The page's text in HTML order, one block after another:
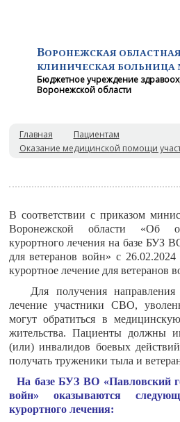
ВОРОНЕЖСКАЯ ОБЛАСТНАЯ
КЛИНИЧЕСКАЯ БОЛЬНИЦА
Бюджетное учреждение
Воронежской области
Главная
Пациентам
Оказание медицинской помощи
В соответствии с приказом
Воронежской области «Об
курортного лечения на базе БУЗ
для ветеранов войн» с 26.02.2024
курортное лечение для ветеранов
Для получения направления
лечение участники СВО,
могут обратиться в
жительства. Пациенты должны
(или) инвалидов боевых
получать труженики тыла и
На базе БУЗ ВО «Павловский
войн» оказываются
курортного лечения: